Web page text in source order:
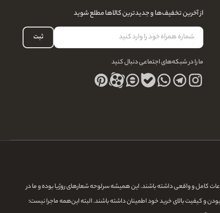
از آخرین تخفیف‌ها و جدیدترین کالاها مطلع شوید
ثبت
ما را در شبکه‌های اجتماعی دنبال کنید
کامل و واقعی داشته باشند. این همیشه سرلوحه شعارهای روژیا بوده و ما در
و کیفیت بالای خرید خود اطمینان داشته باشند. البته این‌همه ماجرا نیست؛